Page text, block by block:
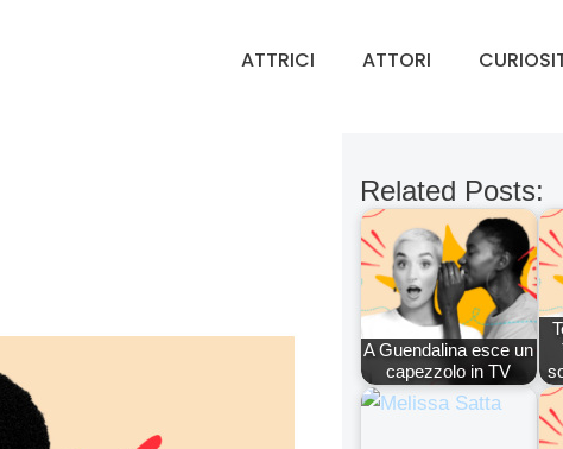
ATTRICI ATTORI
Related Posts:
A Guendalina esce un
capezzolo in TV